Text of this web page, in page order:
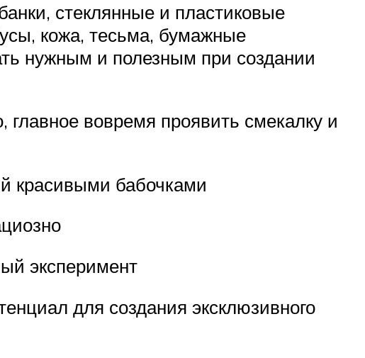
стеклянные и пластиковые
кожа, тесьма, бумажные
нужным и полезным при создании
вовремя проявить смекалку и
красивыми бабочками
эксперимент
для создания эксклюзивного